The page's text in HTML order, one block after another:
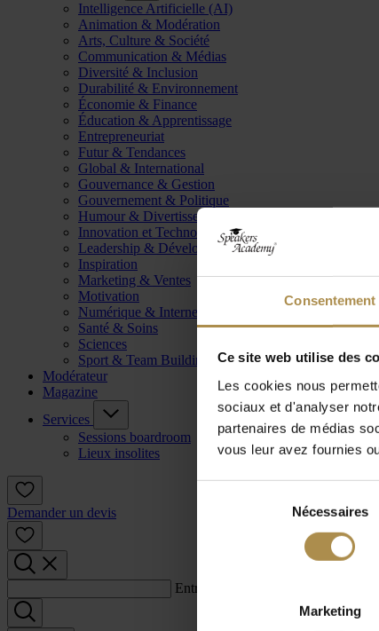
Consentement
Ce site web utilise des
Les cookies nous
sociaux et d'analyser
partenaires de médias
vous leur avez fournies
Nécessaires
Marketing
Intelligence Artificielle (AI)
Animation & Modération
Arts, Culture & Société
Communication & Médias
Diversité & Inclusion
Durabilité & Environnement
Économie & Finance
Éducation & Apprentissage
Entrepreneuriat
Futur & Tendances
Global & International
Gouvernance & Gestion
Gouvernement & Politique
Humour & Divertissement
Innovation et Technologie
Leadership & Développement
Inspiration
Marketing & Ventes
Motivation
Numérique & Internet
Santé & Soins
Sciences
Sport & Team Building
Modérateur
Magazine
Services
Sessions boardroom
Lieux insolites
Demander un devis
Entrez un terme de recherche :